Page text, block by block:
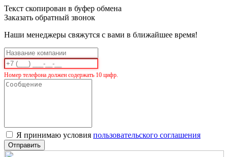
Текст скопирован в буфер обмена
Заказать обратный звонок
Наши менеджеры свяжутся с вами в ближайшее время!
Номер телефона должен содержать 10 цифр.
Я принимаю условия пользовательского соглашения
Отправить